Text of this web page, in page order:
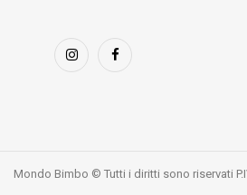
Mondo Bimbo © Tutti i diritti sono riservati